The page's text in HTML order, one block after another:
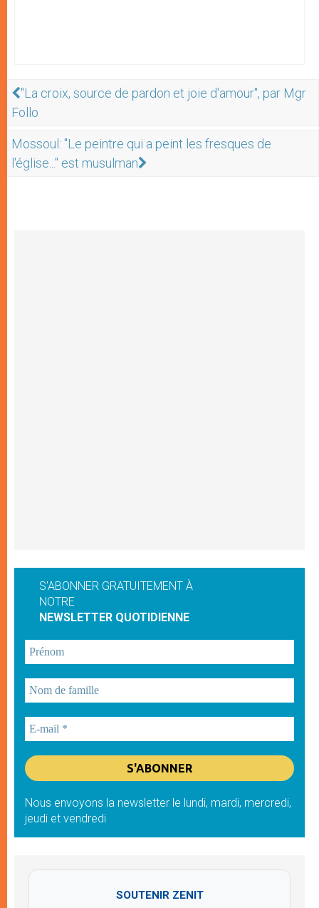
"La croix, source de pardon et joie d'amour", par Mgr
Follo
Mossoul: "Le peintre qui a peint les fresques de
l'église..." est musulman
S'ABONNER GRATUITEMENT À
NOTRE
NEWSLETTER QUOTIDIENNE
Nous envoyons la newsletter le lundi, mardi, mercredi,
jeudi et vendredi
SOUTENIR ZENIT